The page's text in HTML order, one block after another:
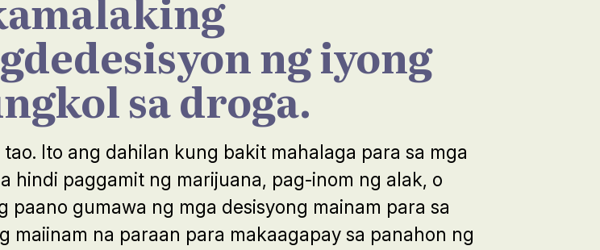
ng iyong
sa droga.
Ito ang dahilan kung bakit mahalaga para sa mga
hindi paggamit ng marijuana, pag-inom ng alak, o
gumawa ng mga desisyong mainam para sa
maiinam na paraan para makaagapay sa panahon ng